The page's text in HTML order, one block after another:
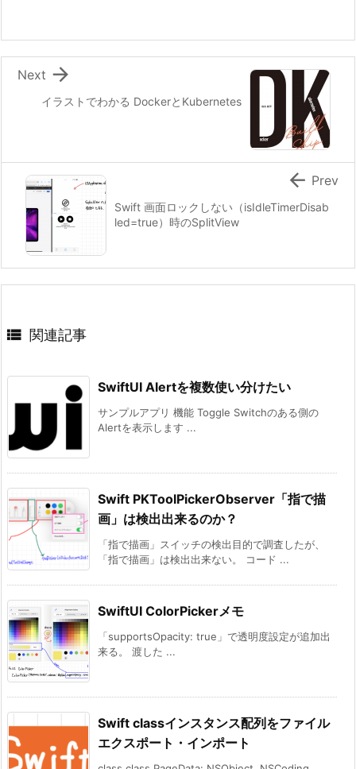
イラストでわかる DockerとKubernetes

Next
Swift 画面ロックしない（isIdleTimerDisab
led=true）時のSplitView
 Prev
 関連記事
SwiftUI Alertを複数使い分けたい
サンプルアプリ 機能 Toggle Switchのある側の
Alertを表示します ...
Swift PKToolPickerObserver「指で描
画」は検出出来るのか？
「指で描画」スイッチの検出目的で調査したが、
「指で描画」は検出出来ない。 コード ...
SwiftUI ColorPickerメモ
「supportsOpacity: true」で透明度設定が追加出
来る。 渡した ...
Swift classインスタンス配列をファイル
エクスポート・インポート